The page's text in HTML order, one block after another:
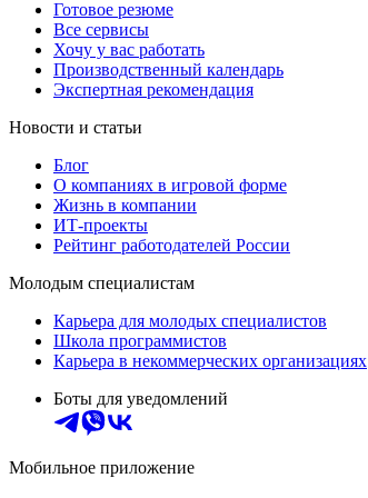
Готовое резюме
Все сервисы
Хочу у вас работать
Производственный календарь
Экспертная рекомендация
Новости и статьи
Блог
О компаниях в игровой форме
Жизнь в компании
ИТ-проекты
Рейтинг работодателей России
Молодым специалистам
Карьера для молодых специалистов
Школа программистов
Карьера в некоммерческих организациях
Боты для уведомлений
Мобильное приложение